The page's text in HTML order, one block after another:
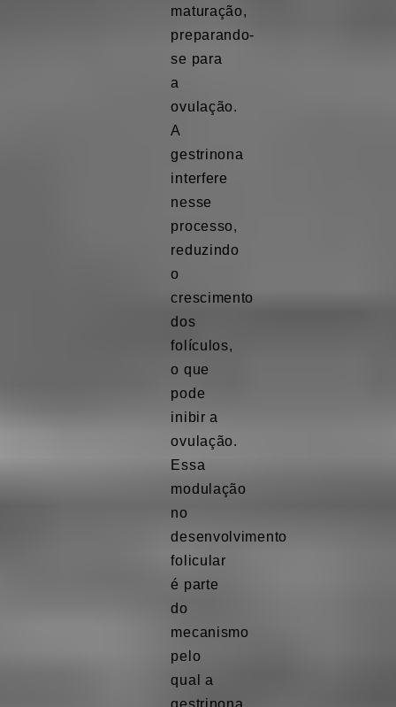
maturação,
preparando-
se para
a
ovulação.
A
gestrinona
interfere
nesse
processo,
reduzindo
o
crescimento
dos
folículos,
o que
pode
inibir a
ovulação.
Essa
modulação
no
desenvolvimento
folicular
é parte
do
mecanismo
pelo
qual a
gestrinona